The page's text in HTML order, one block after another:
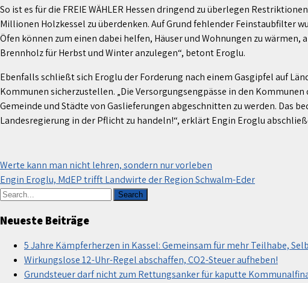
So ist es für die FREIE WÄHLER Hessen dringend zu überlegen
Millionen Holzkessel zu überdenken. Auf Grund fehlender Feinstaubfilter
Öfen können zum einen dabei helfen, Häuser und Wohnungen zu
Brennholz für Herbst und Winter anzulegen“, betont Eroglu.
Ebenfalls schließt sich Eroglu der Forderung nach einem Gasgipfel auf
Kommunen sicherzustellen. „Die Versorgungsengpässe in den
Gemeinde und Städte von Gaslieferungen abgeschnitten zu werden. Das
Landesregierung in der Pflicht zu handeln!“, erklärt Engin Eroglu
Beitragsnavigation
Werte kann man nicht lehren, sondern nur vorleben
Engin Eroglu, MdEP trifft Landwirte der Region Schwalm-Eder
Neueste Beiträge
5 Jahre Kämpferherzen in Kassel: Gemeinsam für mehr Teilhabe,
Wirkungslose 12-Uhr-Regel abschaffen, CO2-Steuer aufheben!
Grundsteuer darf nicht zum Rettungsanker für kaputte